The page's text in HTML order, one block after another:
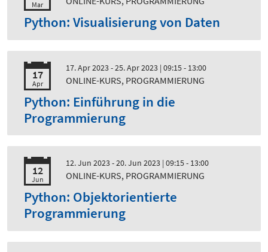
Mar
Python: Visualisierung von Daten
17
Apr
17. Apr 2023 - 25. Apr 2023 | 09:15 - 13:00
ONLINE-KURS, PROGRAMMIERUNG
Python: Einführung in die
Programmierung
12
Jun
12. Jun 2023 - 20. Jun 2023 | 09:15 - 13:00
ONLINE-KURS, PROGRAMMIERUNG
Python: Objektorientierte
Programmierung